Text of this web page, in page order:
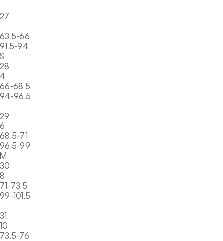
27
63.5-66
91.5-94
S
28
4
66-68.5
94-96.5
29
6
68.5-71
96.5-99
M
30
8
71-73.5
99-101.5
31
10
73.5-76